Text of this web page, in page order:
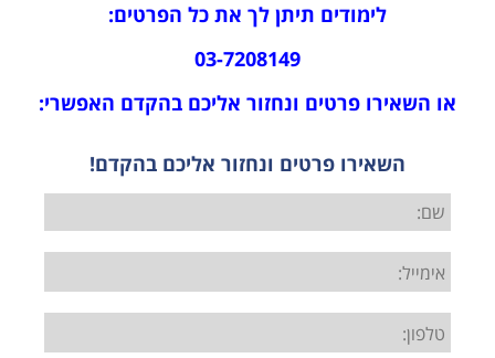
לימודים תיתן לך את כל הפרטים:
03-7208149
או השאירו פרטים ונחזור אליכם בהקדם האפשרי:
השאירו פרטים ונחזור אליכם בהקדם!